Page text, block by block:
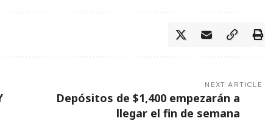
NEXT ARTICLE
Depósitos de $1,400 empezarán a
llegar el fin de semana